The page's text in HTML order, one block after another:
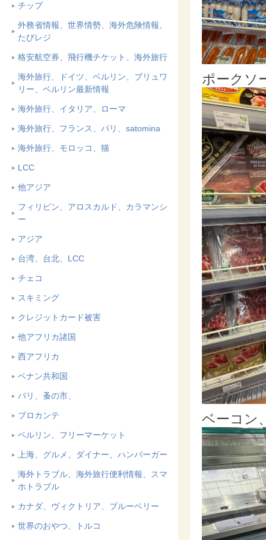
チップ
外務省情報、世界情勢、海外危険情報、
たびレジ
格安航空券、飛行機チケット、海外旅行
海外旅行、ドイツ、ベルリン、ブリュワ
リー、ベルリン最新情報
海外旅行、イタリア、ローマ
海外旅行、フランス、パリ、satomina
海外旅行、モロッコ、猫
LCC
他アジア
フィリピン、アロスカルド、カラマンシ
ー
アジア
台湾、台北、LCC
チェコ
スキミング
クレジットカード被害
他アフリカ諸国
西アフリカ
ベナン共和国
パリ、蚤の市、
ブロカンテ
ベルリン、フリーマーケット
上海、グルメ、ダイナー、ハンバーガー
海外トラブル、海外旅行便利情報、スマ
ホトラブル
カナダ、ヴィクトリア、ブルーベリー
世界のおやつ、トルコ
ポークソ
ベーコン